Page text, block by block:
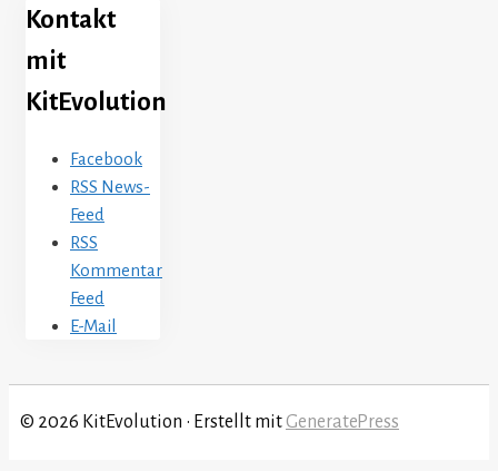
Kontakt
mit
KitEvolution
Facebook
RSS News-
Feed
RSS
Kommentar
Feed
E-Mail
© 2026 KitEvolution • Erstellt mit GeneratePress